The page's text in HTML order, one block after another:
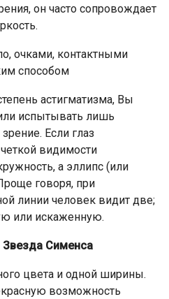
он часто сопровождает
очками, контактными
способом
астигматизма, Вы
испытывать лишь
Если глаз
четкой видимости
а эллипс (или
говоря, при
линии человек видит две;
или искаженную.
Звезда Сименса
цвета и одной ширины.
возможность